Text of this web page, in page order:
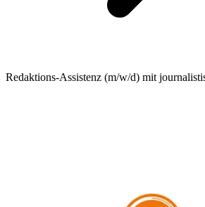
Redaktions-Assistenz (m/w/d) mit